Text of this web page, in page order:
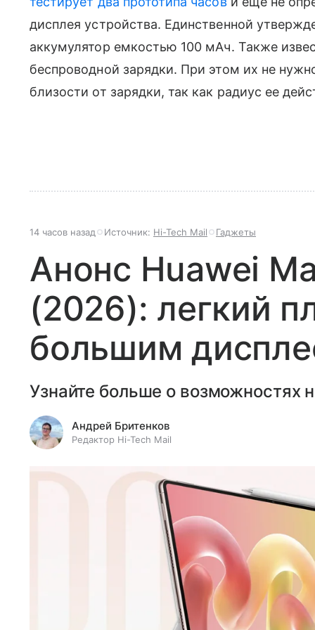
дисплея устройства. Единственной
аккумулятор емкостью 100 мАч. Также
беспроводной зарядки. При этом их не
близости от зарядки, так как радиус ее
14 часов назад Источник: Hi-Tech Mail Гаджеты
Анонс Huawei
(2026): легкий
большим
Узнайте больше о возможностях
Андрей Бритенков
Редактор Hi-Tech Mail